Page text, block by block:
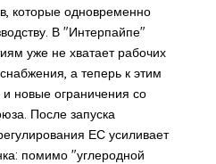
которые одновременно
В "Интерпайпе"
уже не хватает рабочих
а теперь к этим
новые ограничения со
После запуска
ЕС усиливает
помимо "углеродной